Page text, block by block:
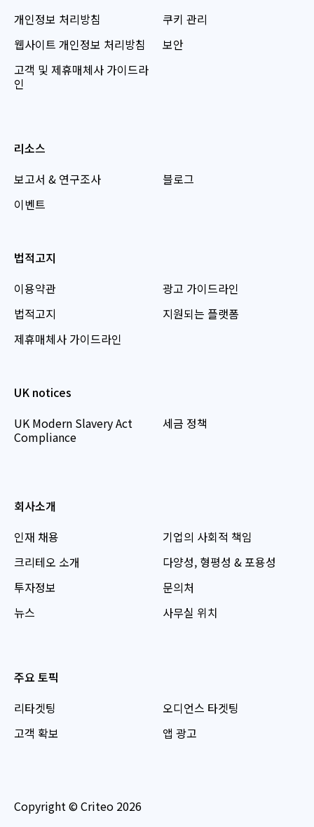
개인정보 처리방침
웹사이트 개인정보 처리방침
고객 및 제휴매체사 가이드라
인
쿠키 관리
보안
리소스
보고서 & 연구조사
이벤트
블로그
법적고지
이용약관
법적고지
제휴매체사 가이드라인
광고 가이드라인
지원되는 플랫폼
UK notices
UK Modern Slavery Act
Compliance
세금 정책
회사소개
인재 채용
크리테오 소개
투자정보
뉴스
기업의 사회적 책임
다양성, 형평성 & 포용성
문의처
사무실 위치
주요 토픽
리타겟팅
고객 확보
오디언스 타겟팅
앱 광고
Copyright © Criteo 2026